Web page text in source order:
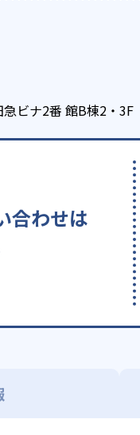
ビナ2番 館B棟2・3F
合わせは